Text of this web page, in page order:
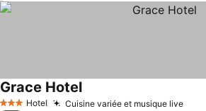
3 ÉtoilesHotel Cuisine variée et musique live
Grace HotelConsulter les prix